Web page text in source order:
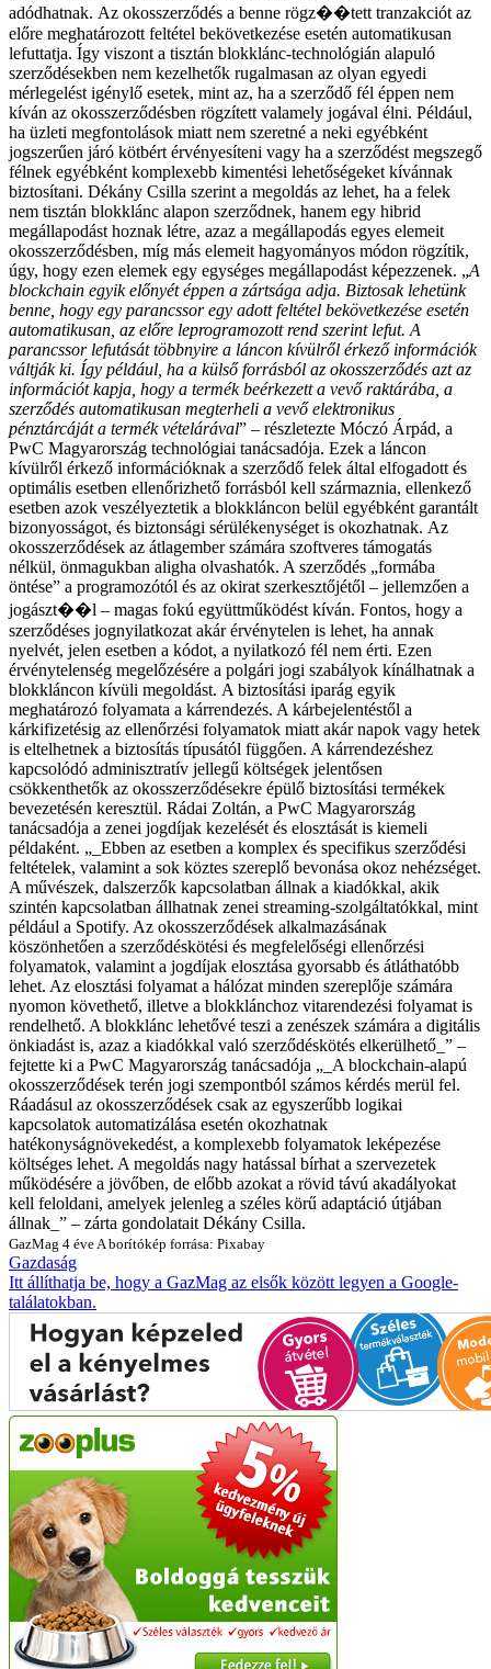
adódhatnak. Az okosszerződés a benne rögz��tett tranzakciót az
előre meghatározott feltétel bekövetkezése esetén automatikusan
lefuttatja. Így viszont a tisztán blokklánc-technológián alapuló
szerződésekben nem kezelhetők rugalmasan az olyan egyedi
mérlegelést igénylő esetek, mint az, ha a szerződő fél éppen nem
kíván az okosszerződésben rögzített valamely jogával élni. Például,
ha üzleti megfontolások miatt nem szeretné a neki egyébként
jogszerűen járó kötbért érvényesíteni vagy ha a szerződést megszegő
félnek egyébként komplexebb kimentési lehetőségeket kívánnak
biztosítani. Dékány Csilla szerint a megoldás az lehet, ha a felek
nem tisztán blokklánc alapon szerződnek, hanem egy hibrid
megállapodást hoznak létre, azaz a megállapodás egyes elemeit
okosszerződésben, míg más elemeit hagyományos módon rögzítik,
úgy, hogy ezen elemek egy egységes megállapodást képezzenek. „A
blockchain egyik előnyét éppen a zártsága adja. Biztosak lehetünk
benne, hogy egy parancssor egy adott feltétel bekövetkezése esetén
automatikusan, az előre leprogramozott rend szerint lefut. A
parancssor lefutását többnyire a láncon kívülről érkező információk
váltják ki. Így például, ha a külső forrásból az okosszerződés azt az
információt kapja, hogy a termék beérkezett a vevő raktárába, a
szerződés automatikusan megterheli a vevő elektronikus
pénztárcáját a termék vételárával” – részletezte Móczó Árpád, a
PwC Magyarország technológiai tanácsadója. Ezek a láncon
kívülről érkező információknak a szerződő felek által elfogadott és
optimális esetben ellenőrizhető forrásból kell származnia, ellenkező
esetben azok veszélyeztetik a blokkláncon belül egyébként garantált
bizonyosságot, és biztonsági sérülékenységet is okozhatnak. Az
okosszerződések az átlagember számára szoftveres támogatás
nélkül, önmagukban aligha olvashatók. A szerződés „formába
öntése” a programozótól és az okirat szerkesztőjétől – jellemzően a
jogászt��l – magas fokú együttműködést kíván. Fontos, hogy a
szerződéses jognyilatkozat akár érvénytelen is lehet, ha annak
nyelvét, jelen esetben a kódot, a nyilatkozó fél nem érti. Ezen
érvénytelenség megelőzésére a polgári jogi szabályok kínálhatnak a
blokkláncon kívüli megoldást. A biztosítási iparág egyik
meghatározó folyamata a kárrendezés. A kárbejelentéstől a
kárkifizetésig az ellenőrzési folyamatok miatt akár napok vagy hetek
is eltelhetnek a biztosítás típusától függően. A kárrendezéshez
kapcsolódó adminisztratív jellegű költségek jelentősen
csökkenthetők az okosszerződésekre épülő biztosítási termékek
bevezetésén keresztül. Rádai Zoltán, a PwC Magyarország
tanácsadója a zenei jogdíjak kezelését és elosztását is kiemeli
példaként. „_Ebben az esetben a komplex és specifikus szerződési
feltételek, valamint a sok köztes szereplő bevonása okoz nehézséget.
A művészek, dalszerzők kapcsolatban állnak a kiadókkal, akik
szintén kapcsolatban állhatnak zenei streaming-szolgáltatókkal, mint
például a Spotify. Az okosszerződések alkalmazásának
köszönhetően a szerződéskötési és megfelelőségi ellenőrzési
folyamatok, valamint a jogdíjak elosztása gyorsabb és átláthatóbb
lehet. Az elosztási folyamat a hálózat minden szereplője számára
nyomon követhető, illetve a blokklánchoz vitarendezési folyamat is
rendelhető. A blokklánc lehetővé teszi a zenészek számára a digitális
önkiadást is, azaz a kiadókkal való szerződéskötés elkerülhető_” –
fejtette ki a PwC Magyarország tanácsadója „_A blockchain-alapú
okosszerződések terén jogi szempontból számos kérdés merül fel.
Ráadásul az okosszerződések csak az egyszerűbb logikai
kapcsolatok automatizálása esetén okozhatnak
hatékonyságnövekedést, a komplexebb folyamatok leképezése
költséges lehet. A megoldás nagy hatással bírhat a szervezetek
működésére a jövőben, de előbb azokat a rövid távú akadályokat
kell feloldani, amelyek jelenleg a széles körű adaptáció útjában
állnak_” – zárta gondolatait Dékány Csilla.
GazMag 4 éve A borítókép forrása: Pixabay
Gazdaság
Itt állíthatja be, hogy a GazMag az elsők között legyen a Google-
találatokban.